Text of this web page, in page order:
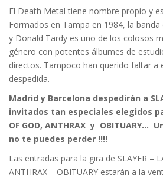
El Death Metal tiene nombre propio y
Formados en Tampa en 1984, la
y Donald Tardy es uno de los colosos
género con potentes álbumes de
directos. Tampoco han querido faltar a
despedida.
Madrid y Barcelona despedirán a
invitados tan especiales elegidos
OF GOD, ANTHRAX y OBITUARY…
no te puedes perder !!!!
Las entradas para la gira de SLAYER –
ANTHRAX – OBITUARY estarán a la